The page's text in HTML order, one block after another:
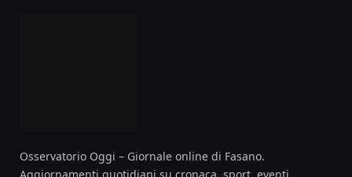
Osservatorio Oggi – Giornale online di Fasano.
Aggiornamenti quotidiani su cronaca, sport, eventi,